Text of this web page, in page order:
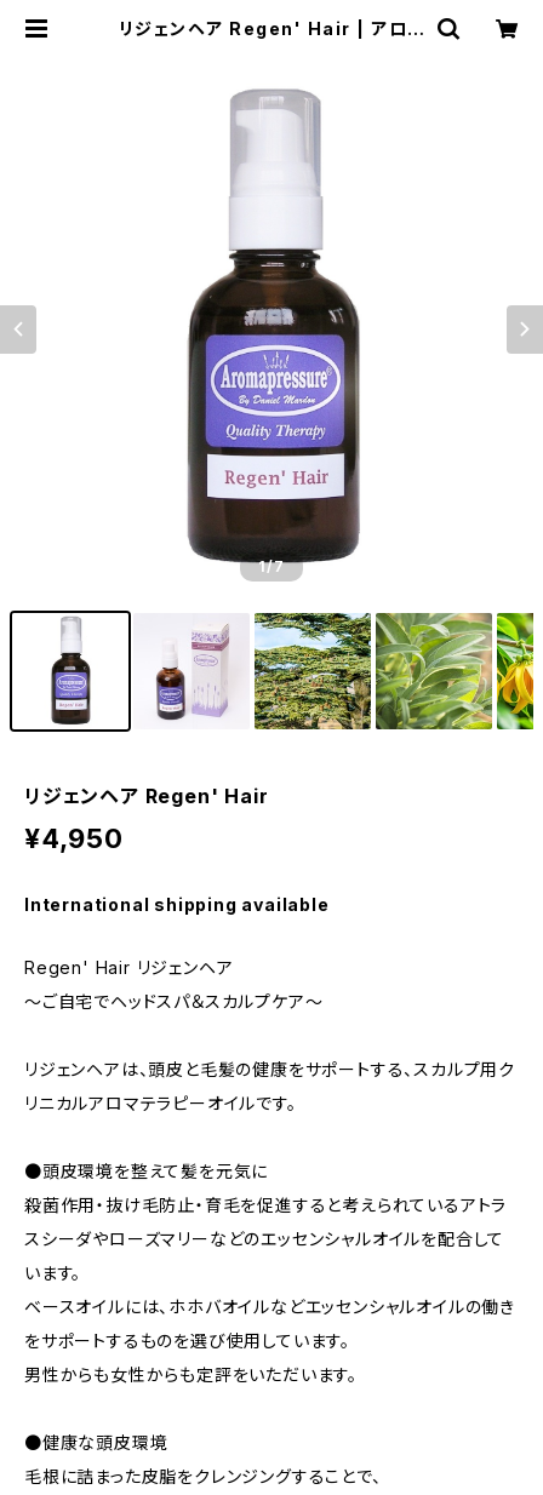
リジェンヘア Regen' Hair | アロマ
1/7
リジェンヘア Regen' Hair
¥4,950
International shipping available
Regen' Hair リジェンヘア
～ご自宅でヘッドスパ＆スカルプケア～
リジェンヘアは、頭皮と毛髪の健康をサポートする、スカルプ用ク
リニカルアロマテラピーオイルです。
●頭皮環境を整えて髪を元気に
殺菌作用・抜け毛防止・育毛を促進すると考えられているアトラ
スシーダやローズマリーなどのエッセンシャルオイルを配合して
います。
ベースオイルには、ホホバオイルなどエッセンシャルオイルの働き
をサポートするものを選び使用しています。
男性からも女性からも定評をいただいます。
●健康な頭皮環境
毛根に詰まった皮脂をクレンジングすることで、